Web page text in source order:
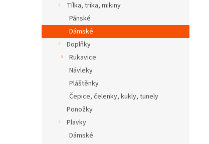
Tílka, trika, mikiny
Pánské
Dámské
Doplňky
Rukavice
Návleky
Pláštěnky
Čepice, čelenky, kukly, tunely
Ponožky
Plavky
Dámské